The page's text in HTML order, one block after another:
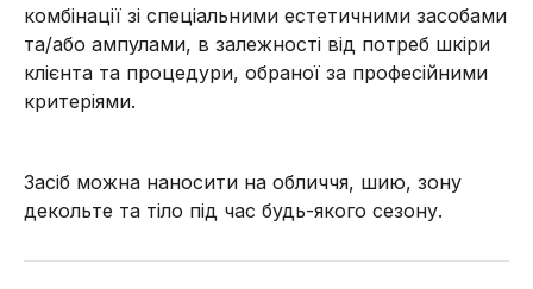
комбінації зі спеціальними естетичними засобами
та/або ампулами, в залежності від потреб шкіри
клієнта та процедури, обраної за професійними
критеріями.
Засіб можна наносити на обличчя, шию, зону
декольте та тіло під час будь-якого сезону.